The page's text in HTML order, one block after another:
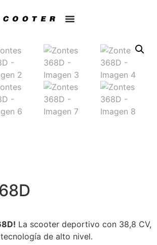
La scooter deportivo con 38,8 CV,
de alto nivel.